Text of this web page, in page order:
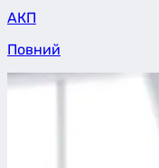
АКП
Повний